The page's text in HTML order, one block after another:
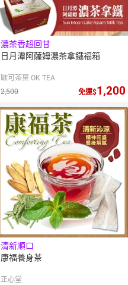
濃茶香超回甘
日月潭阿薩姆濃茶拿鐵福箱
歐可茶葉 OK TEA
2,500
免運 1,200
清新順口
康福養身茶
正心堂